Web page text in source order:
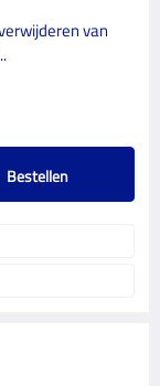
van
Bestellen